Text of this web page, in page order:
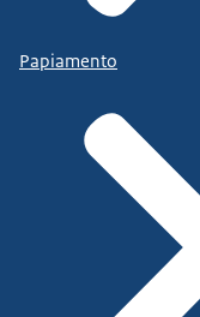
Papiamento